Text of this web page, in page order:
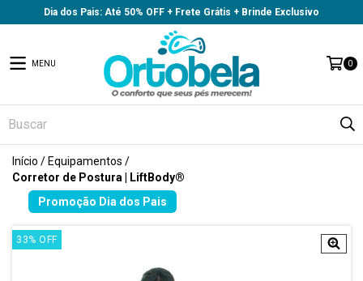
Dia dos Pais: Até 50% OFF + Frete Grátis + Brinde Exclusivo
MENU 0
Início / Equipamentos /
Corretor de Postura | LiftBody®
33% OFF